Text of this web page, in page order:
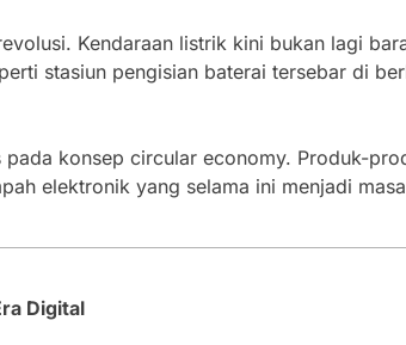
Kendaraan listrik kini bukan lagi
stasiun pengisian baterai tersebar di
konsep circular economy. Produk-
elektronik yang selama ini menjadi
Digital